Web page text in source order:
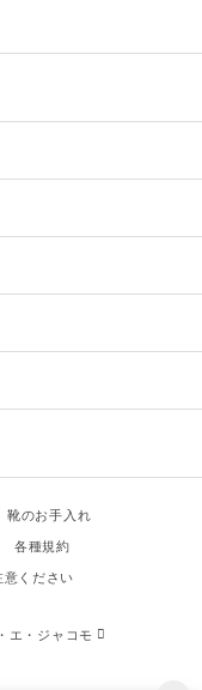
靴のお手入れ
各種規約
ください
エ・ジャコモ